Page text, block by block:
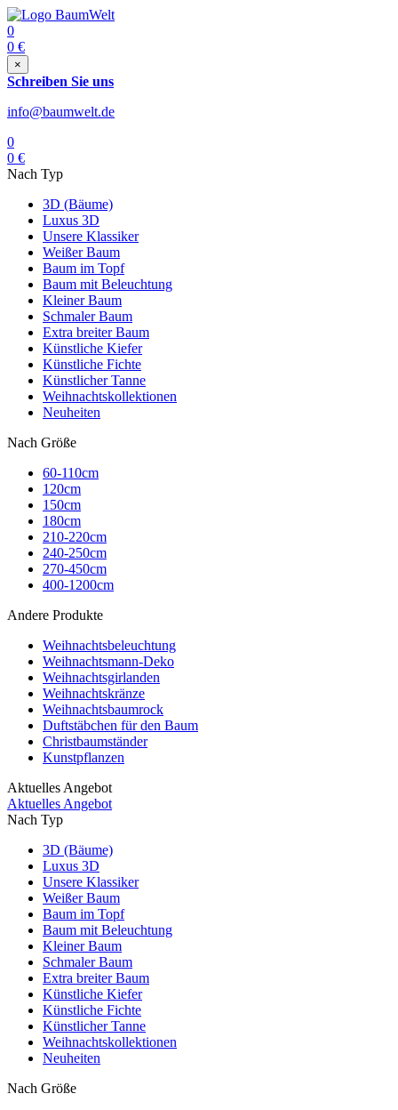
0
0 €
×
Schreiben Sie uns
info@baumwelt.de
0
0 €
Nach Typ
3D (Bäume)
Luxus 3D
Unsere Klassiker
Weißer Baum
Baum im Topf
Baum mit Beleuchtung
Kleiner Baum
Schmaler Baum
Extra breiter Baum
Künstliche Kiefer
Künstliche Fichte
Künstlicher Tanne
Weihnachtskollektionen
Neuheiten
Nach Größe
60-110cm
120cm
150cm
180cm
210-220cm
240-250cm
270-450cm
400-1200cm
Andere Produkte
Weihnachtsbeleuchtung
Weihnachtsmann-Deko
Weihnachtsgirlanden
Weihnachtskränze
Weihnachtsbaumrock
Duftstäbchen für den Baum
Christbaumständer
Kunstpflanzen
Aktuelles Angebot
Aktuelles Angebot
Nach Typ
3D (Bäume)
Luxus 3D
Unsere Klassiker
Weißer Baum
Baum im Topf
Baum mit Beleuchtung
Kleiner Baum
Schmaler Baum
Extra breiter Baum
Künstliche Kiefer
Künstliche Fichte
Künstlicher Tanne
Weihnachtskollektionen
Neuheiten
Nach Größe